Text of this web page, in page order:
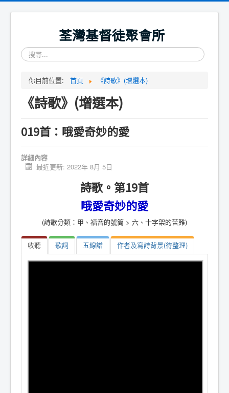
荃灣基督徒聚會所
搜
尋...
你目前位置:
首頁 《詩歌》(增選本)
《詩歌》(增選本)
019首：哦愛奇妙的愛
詳細內容
最近更新: 2022年 8月 5日
詩歌。第19首
哦愛奇妙的愛
(詩歌分類：甲、福音的號筒 > 六、十字架的苦難)
收聽 歌詞 五線譜 作者及寫詩背景(待整理)